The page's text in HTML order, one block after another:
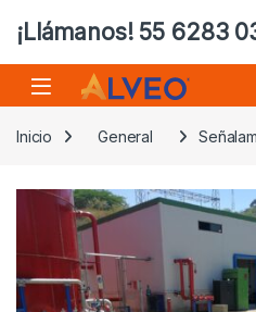
¡Llámanos! 55 6283
Inicio General